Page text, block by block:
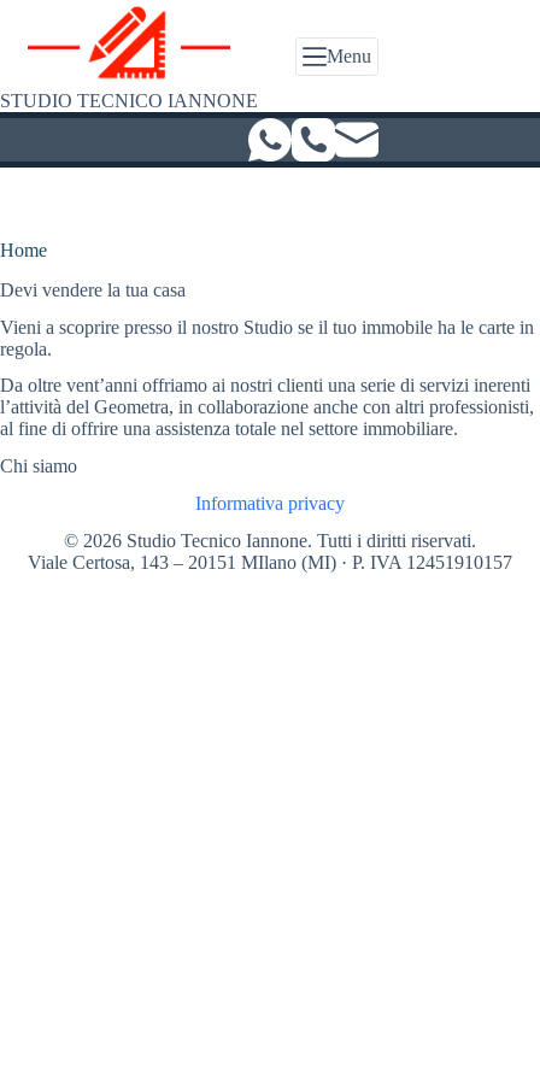
contenuto
STUDIO TECNICO IANNONE
Menu
Home
Devi vendere la tua casa
Vieni a scoprire presso il nostro Studio se il tuo immobile ha le carte in
regola.
Da oltre vent’anni offriamo ai nostri clienti una serie di servizi inerenti
l’attività del Geometra, in collaborazione anche con altri professionisti,
al fine di offrire una assistenza totale nel settore immobiliare.
Chi siamo
Informativa privacy
© 2026 Studio Tecnico Iannone. Tutti i diritti riservati.
Viale Certosa, 143 – 20151 MIlano (MI) · P. IVA 12451910157